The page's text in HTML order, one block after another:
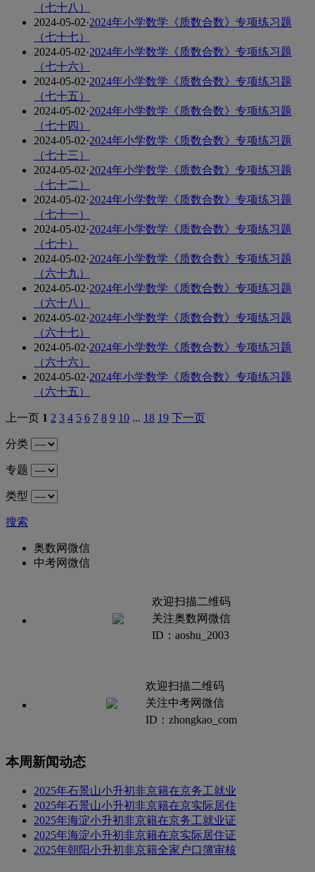
（七十八）
2024-05-02·2024年小学数学《质数合数》专项练习题
（七十七）
2024-05-02·2024年小学数学《质数合数》专项练习题
（七十六）
2024-05-02·2024年小学数学《质数合数》专项练习题
（七十五）
2024-05-02·2024年小学数学《质数合数》专项练习题
（七十四）
2024-05-02·2024年小学数学《质数合数》专项练习题
（七十三）
2024-05-02·2024年小学数学《质数合数》专项练习题
（七十二）
2024-05-02·2024年小学数学《质数合数》专项练习题
（七十一）
2024-05-02·2024年小学数学《质数合数》专项练习题
（七十）
2024-05-02·2024年小学数学《质数合数》专项练习题
（六十九）
2024-05-02·2024年小学数学《质数合数》专项练习题
（六十八）
2024-05-02·2024年小学数学《质数合数》专项练习题
（六十七）
2024-05-02·2024年小学数学《质数合数》专项练习题
（六十六）
2024-05-02·2024年小学数学《质数合数》专项练习题
（六十五）
上一页 1 2 3 4 5 6 7 8 9 10 ... 18 19 下一页
分类
专题
类型
搜索
奥数网微信
中考网微信
欢迎扫描二维码
关注奥数网微信
ID：aoshu_2003
欢迎扫描二维码
关注中考网微信
ID：zhongkao_com
本周新闻动态
2025年石景山小升初非京籍在京务工就业
2025年石景山小升初非京籍在京实际居住
2025年海淀小升初非京籍在京务工就业证
2025年海淀小升初非京籍在京实际居住证
2025年朝阳小升初非京籍全家户口簿审核